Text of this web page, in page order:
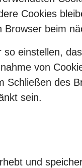
Cookies
beim
so einstellen,
von
Schließen des
sein.
und